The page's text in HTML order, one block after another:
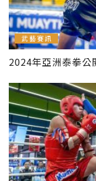
武藝賽訊
2024年亞洲泰拳公